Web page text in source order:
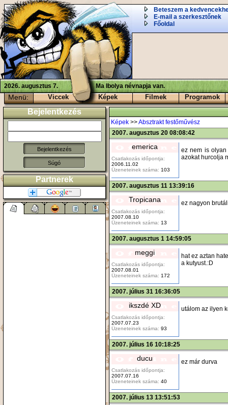
Beteszem a
E-mail a szerkesztőnek
Főoldal
2026. augusztus 7. Ma Ibolya névnapja van.
Menü: Viccek Képek Filmek Programok
Bejelentkezés
Súgó
Partnerek
Képek >>Absztrakt festőművész
2007. augusztus 20 08:08:42
emerica
Csatlakozás időpontja:
2006.11.02
Üzeneteinek száma: 103
ez nem is
azokat hurcolja
2007. augusztus 11 13:39:16
Tropicana
Csatlakozás időpontja:
2007.08.10
Üzeneteinek száma: 13
ez nagyon
2007. augusztus 1 14:59:05
meggi
Csatlakozás időpontja:
2007.08.01
Üzeneteinek száma: 172
hat ez aztan
a kutyust.:D
2007. július 31 16:36:05
ikszdé XD
Csatlakozás időpontja:
2007.07.23
Üzeneteinek száma: 93
utálom az ilyen
2007. július 16 10:18:25
ducu
Csatlakozás időpontja:
2007.07.16
Üzeneteinek száma: 40
ez már durva
2007. július 13 13:51:53